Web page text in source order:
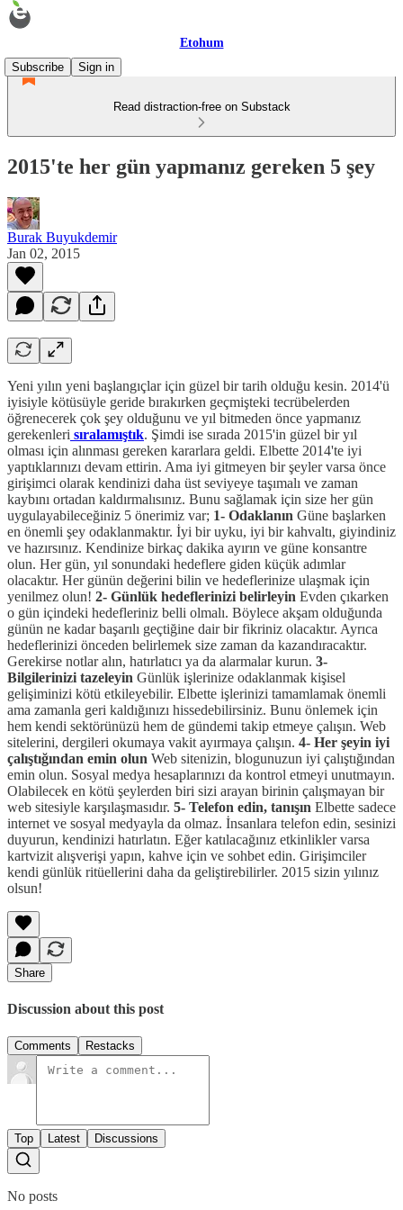
Etohum
Subscribe
Sign in
Read distraction-free on Substack
2015'te her gün yapmanız gereken 5 şey
Burak Buyukdemir
Jan 02, 2015
Yeni yılın yeni başlangıçlar için güzel bir tarih olduğu kesin. 2014'ü
iyisiyle kötüsüyle geride bırakırken geçmişteki tecrübelerden
öğrenecerek çok şey olduğunu ve yıl bitmeden önce yapmanız
gerekenleri sıralamıştık. Şimdi ise sırada 2015'in güzel bir yıl
olması için alınması gereken kararlara geldi. Elbette 2014'te iyi
yaptıklarınızı devam ettirin. Ama iyi gitmeyen bir şeyler varsa önce
girişimci olarak kendinizi daha üst seviyeye taşımalı ve zaman
kaybını ortadan kaldırmalısınız. Bunu sağlamak için size her gün
uygulayabileceğiniz 5 önerimiz var; 1- Odaklanın Güne başlarken
en önemli şey odaklanmaktır. İyi bir uyku, iyi bir kahvaltı, giyindiniz
ve hazırsınız. Kendinize birkaç dakika ayırın ve güne konsantre
olun. Her gün, yıl sonundaki hedeflere giden küçük adımlar
olacaktır. Her günün değerini bilin ve hedeflerinize ulaşmak için
yenilmez olun! 2- Günlük hedeflerinizi belirleyin Evden çıkarken
o gün içindeki hedefleriniz belli olmalı. Böylece akşam olduğunda
günün ne kadar başarılı geçtiğine dair bir fikriniz olacaktır. Ayrıca
hedeflerinizi önceden belirlemek size zaman da kazandıracaktır.
Gerekirse notlar alın, hatırlatıcı ya da alarmalar kurun. 3-
Bilgilerinizi tazeleyin Günlük işlerinize odaklanmak kişisel
gelişiminizi kötü etkileyebilir. Elbette işlerinizi tamamlamak önemli
ama zamanla geri kaldığınızı hissedebilirsiniz. Bunu önlemek için
hem kendi sektörünüzü hem de gündemi takip etmeye çalışın. Web
sitelerini, dergileri okumaya vakit ayırmaya çalışın. 4- Her şeyin iyi
çalıştığından emin olun Web sitenizin, blogunuzun iyi çalıştığından
emin olun. Sosyal medya hesaplarınızı da kontrol etmeyi unutmayın.
Olabilecek en kötü şeylerden biri sizi arayan birinin çalışmayan bir
web sitesiyle karşılaşmasıdır. 5- Telefon edin, tanışın Elbette sadece
internet ve sosyal medyayla da olmaz. İnsanlara telefon edin, sesinizi
duyurun, kendinizi hatırlatın. Eğer katılacağınız etkinlikler varsa
kartvizit alışverişi yapın, kahve için ve sohbet edin. Girişimciler
kendi günlük ritüellerini daha da geliştirebilirler. 2015 sizin yılınız
olsun!
Share
Discussion about this post
Comments Restacks
Top Latest Discussions
No posts